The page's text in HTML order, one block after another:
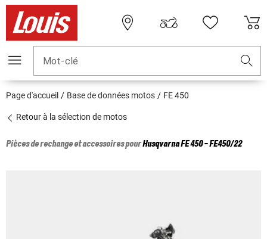
Mot-clé
Page d'accueil Base de données motos FE 450
Retour à la sélection de motos
Pièces de rechange et accessoires pourHusqvarnaFE 450 - FE450/22